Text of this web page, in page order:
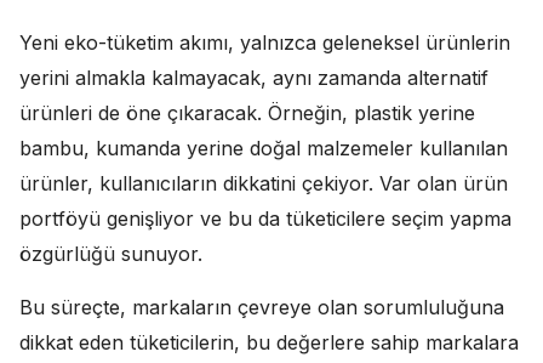
Yeni eko-tüketim akımı, yalnızca geleneksel ürünlerin
yerini almakla kalmayacak, aynı zamanda alternatif
ürünleri de öne çıkaracak. Örneğin, plastik yerine
bambu, kumanda yerine doğal malzemeler kullanılan
ürünler, kullanıcıların dikkatini çekiyor. Var olan ürün
portföyü genişliyor ve bu da tüketicilere seçim yapma
özgürlüğü sunuyor.
Bu süreçte, markaların çevreye olan sorumluluğuna
dikkat eden tüketicilerin, bu değerlere sahip markalara